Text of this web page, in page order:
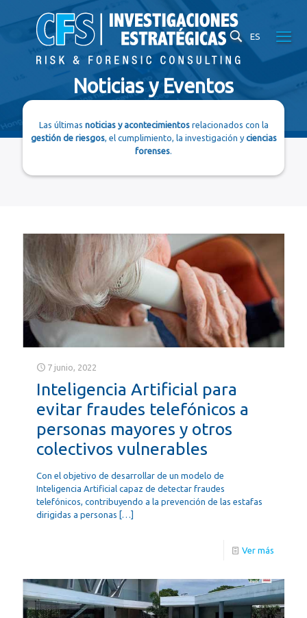
ES
Noticias y Eventos
Las últimas noticias y acontecimientosrelacionados con la
gestión de riesgos, el cumplimiento, la investigación yciencias
forenses.
7 junio, 2022
Inteligencia Artificial para
evitar fraudes telefónicos a
personas mayores y otros
colectivos vulnerables
Con el objetivo de desarrollar de un modelo de
Inteligencia Artificial capaz de detectar fraudes
telefónicos, contribuyendo a la prevención de las estafas
dirigidas a personas […]
Ver más